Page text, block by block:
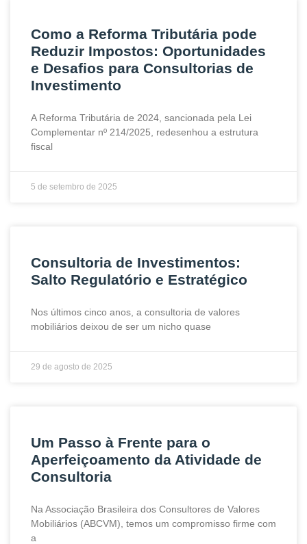
Como a Reforma Tributária pode
Reduzir Impostos: Oportunidades
e Desafios para Consultorias de
Investimento
A Reforma Tributária de 2024, sancionada pela Lei
Complementar nº 214/2025, redesenhou a estrutura
fiscal
5 de setembro de 2025
Consultoria de Investimentos:
Salto Regulatório e Estratégico
Nos últimos cinco anos, a consultoria de valores
mobiliários deixou de ser um nicho quase
29 de agosto de 2025
Um Passo à Frente para o
Aperfeiçoamento da Atividade de
Consultoria
Na Associação Brasileira dos Consultores de Valores
Mobiliários (ABCVM), temos um compromisso firme com
a